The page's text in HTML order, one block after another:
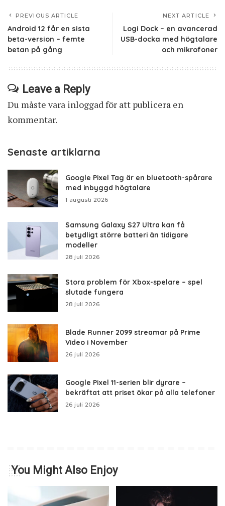
PREVIOUS ARTICLE
Android 12 får en sista
beta-version – femte
betan på gång
NEXT ARTICLE
Logi Dock – en avancerad
USB-docka med högtalare
och mikrofoner
Leave a Reply
Du måste vara inloggad för att publicera en
kommentar.
Senaste artiklarna
Google Pixel Tag är en bluetooth-spårare
med inbyggd högtalare
1 augusti 2026
Samsung Galaxy S27 Ultra kan få
betydligt större batteri än tidigare
modeller
28 juli 2026
Stora problem för Xbox-spelare – spel
slutade fungera
28 juli 2026
Blade Runner 2099 streamar på Prime
Video i November
26 juli 2026
Google Pixel 11-serien blir dyrare –
bekräftat att priset ökar på alla telefoner
26 juli 2026
You Might Also Enjoy